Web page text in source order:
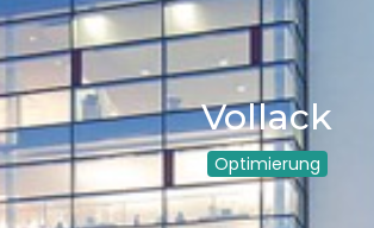
Vollack
Optimierung